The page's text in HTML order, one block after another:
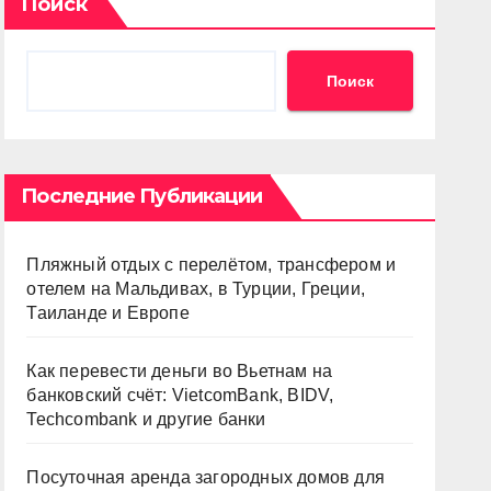
Поиск
Последние Публикации
Пляжный отдых с перелётом, трансфером и
отелем на Мальдивах, в Турции, Греции,
Таиланде и Европе
Как перевести деньги во Вьетнам на
банковский счёт: VietcomBank, BIDV,
Techcombank и другие банки
Посуточная аренда загородных домов для